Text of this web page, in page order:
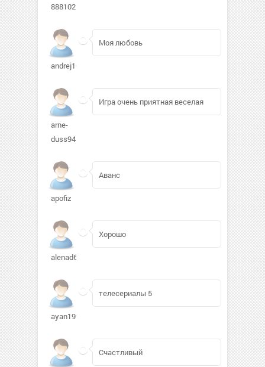
888102
andrej1029
Моя любовь
arne-
duss941
Игра очень приятная веселая
apofiz
Аванс
alenad64
Хорошо
ayan1998mm756
телесериалы 5
Счастливый